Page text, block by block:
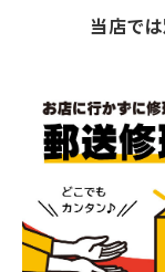
当店で